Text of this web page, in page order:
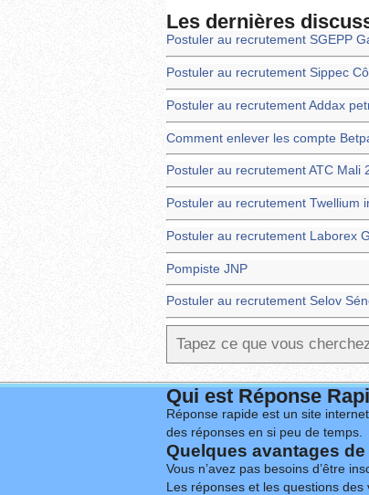
Les dernières
Postuler au recrutement SGEPP
Postuler au recrutement Sippec
Postuler au recrutement Addax
Comment enlever les compte
Postuler au recrutement ATC Mali
Postuler au recrutement Twellium
Postuler au recrutement Laborex
Pompiste JNP
Postuler au recrutement Selov
Qui est Réponse
Réponse rapide est un site
des réponses en si peu de temps.
Quelques avantages
Vous n’avez pas besoins d’être
Les réponses et les questions